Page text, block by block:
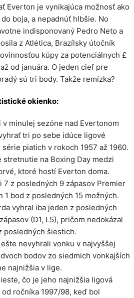
Everton je vynikajúca možnosť ako
boja, a nepadnúť hlbšie. No
indisponovaný Pedro Neto a
z Atlética, Brazílsky útočník
kúpy za potenciálnych £
od januára. O jeden cieľ pre
sú tri body. Takže remízka?
okienko:
v minulej sezóne nad Evertonom
tri po sebe idúce ligové
piatich v rokoch 1957 až 1960.
stretnutie na Boxing Day medzi
ktoré hostí Everton doma.
7 z posledných 9 zápasov Premier
1 bod z posledných 15 možných.
vyhral iba jeden z posledných
(D1, L5), pričom nedokázal
posledných šiestich.
nevyhrali vonku v najvyššej
bodov zo siedmich vonkajších
najnižšia v lige.
čo je jeho najnižšia ligová
ročníka 1997/98, keď bol